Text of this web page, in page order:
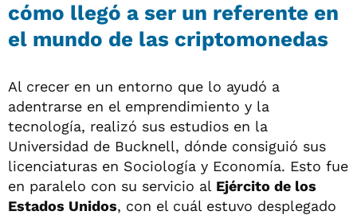
cómo llegó a ser un referente en
el mundo de las criptomonedas
Al crecer en un entorno que lo ayudó a
adentrarse en el emprendimiento y la
tecnología, realizó sus estudios en la
Universidad de Bucknell, dónde consiguió sus
licenciaturas en Sociología y Economía. Esto fue
en paralelo con su servicio al Ejército de los
Estados Unidos, con el cuál estuvo desplegado